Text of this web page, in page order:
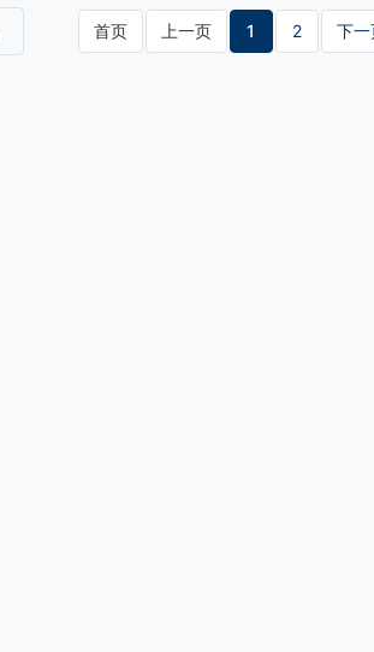
首页 上一页 1 2 下一